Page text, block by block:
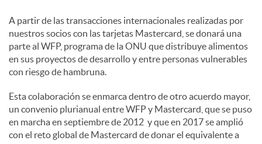
A partir de las transacciones internacionales realizadas por
nuestros socios con las tarjetas Mastercard, se donará una
parte al WFP, programa de la ONU que distribuye alimentos
en sus proyectos de desarrollo y entre personas vulnerables
con riesgo de hambruna.
Esta colaboración se enmarca dentro de otro acuerdo mayor,
un convenio plurianual entre WFP y Mastercard, que se puso
en marcha en septiembre de 2012 y que en 2017 se amplió
con el reto global de Mastercard de donar el equivalente a